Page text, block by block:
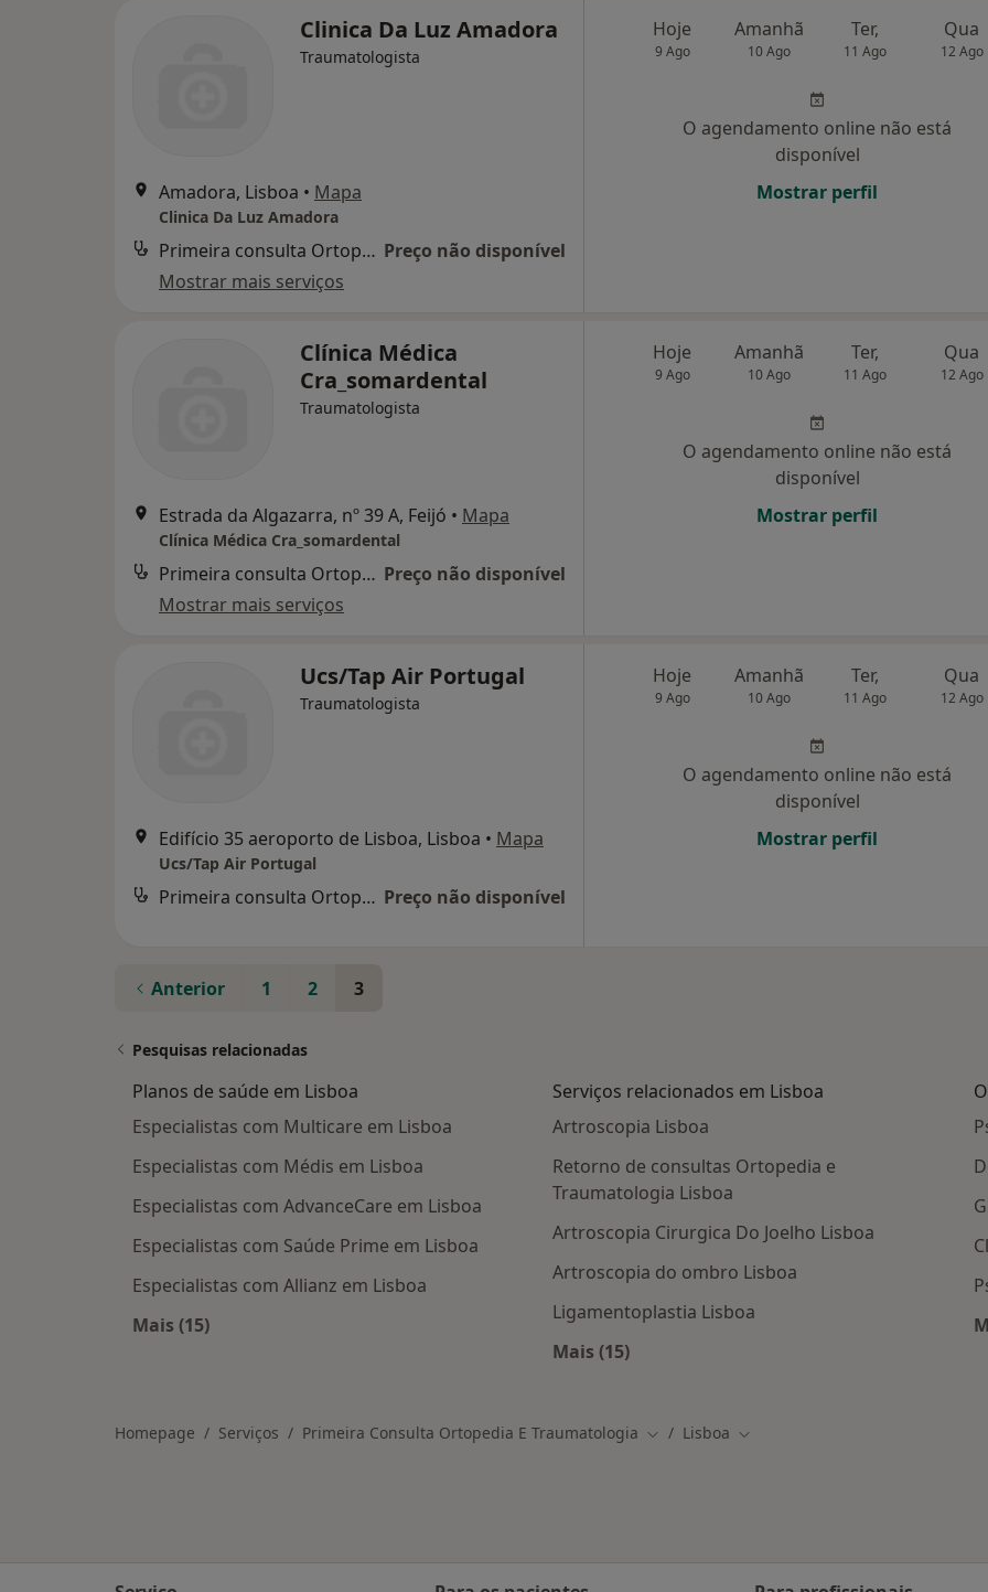
Clinica Da Luz Amadora
Traumatologista
Amadora, Lisboa • Mapa
Clinica Da Luz Amadora
Primeira consulta Ortopedia e Traumatologia Preço não disponível
Mostrar mais serviços
Hoje
9 Ago
Amanhã
10 Ago
Ter,
11 Ago
Qua
12 Ago
O agendamento online não está
disponível
Mostrar perfil
Clínica Médica
Cra_somardental
Traumatologista
Estrada da Algazarra, nº 39 A, Feijó • Mapa
Clínica Médica Cra_somardental
Primeira consulta Ortopedia e Traumatologia Preço não disponível
Mostrar mais serviços
Hoje
9 Ago
Amanhã
10 Ago
Ter,
11 Ago
Qua
12 Ago
O agendamento online não está
disponível
Mostrar perfil
Ucs/Tap Air Portugal
Traumatologista
Edifício 35 aeroporto de Lisboa, Lisboa • Mapa
Ucs/Tap Air Portugal
Primeira consulta Ortopedia e Traumatologia Preço não disponível
Hoje
9 Ago
Amanhã
10 Ago
Ter,
11 Ago
Qua
12 Ago
O agendamento online não está
disponível
Mostrar perfil
Anterior 1 2 3
Pesquisas relacionadas
Planos de saúde em Lisboa
Especialistas com Multicare em Lisboa
Especialistas com Médis em Lisboa
Especialistas com AdvanceCare em Lisboa
Especialistas com Saúde Prime em Lisboa
Especialistas com Allianz em Lisboa
Mais (15)
Mais na categoria: Planos de saúde em Lisboa
Serviços relacionados em Lisboa
Artroscopia Lisboa
Retorno de consultas Ortopedia e
Traumatologia Lisboa
Artroscopia Cirurgica Do Joelho Lisboa
Artroscopia do ombro Lisboa
Ligamentoplastia Lisboa
Mais (15)
Homepage Serviços Primeira Consulta Ortopedia E Traumatologia Mudar de cidade
Lisboa Mudar de cidade